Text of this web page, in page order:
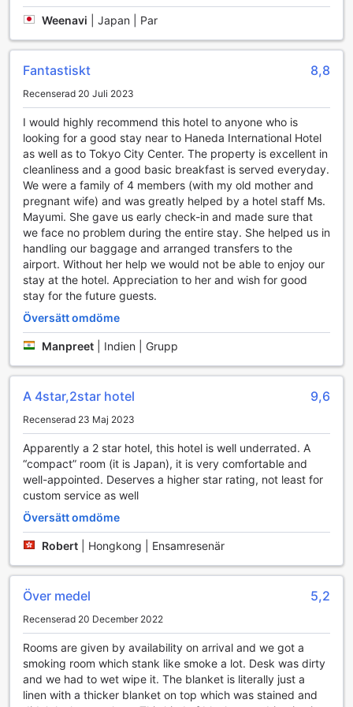
parkeringsplats i staden.
För dem som föredrar att resa utan bil, erbjuder hotellet
också en pålitlig taxitjänst som snabbt och enkelt kan ta
Oavsett om du planerar en dag av sightseeing, en
affärsresa eller en romantisk middag, kommer taxi-tjänsten
att ge dig den flexibilitet och bekvämlighet du behöver för
att göra din vistelse så smidig som möjligt. Med dessa
transportfaciliteter är Kawasaki Central Hotel det perfekta
valet för både affärsresenärer och turister.
Rumfaciliteter på Kawasaki Central Hotel
Kawasaki Central Hotel erbjuder en bekväm och
avkopplande atmosfär med moderna rum som är utrustade
med en rad faciliteter för att säkerställa en behaglig
vistelse. Varje rum har luftkonditionering som gör det
möjligt för gästerna att justera temperaturen efter eget
behag, vilket är särskilt uppskattat under de varma
sommarmånaderna. För att hålla sig underhållen finns en
platt-TV med satellit- och kabelkanaler, perfekt för att
koppla av efter en lång dag av sightseeing i Yokohama.
rummen även en kaffebryggare och vattenkokare, så att
du kan njuta av en varm kopp kaffe eller te när som helst
på dygnet. Det finns också ett kylskåp i varje rum, vilket
gör det enkelt att förvara snacks och drycker. Gästerna
kan räkna med högkvalitativa toalettartiklar, fräscha
sängkläder och mjuka handdukar som bidrar till en lyxig
känsla. Allt detta gör Kawasaki Central Hotel till ett utmärkt
val för både affärsresenärer och turister som söker komfort
och bekvämlighet.
Matupplevelser på Kawasaki Central Hotel
Kawasaki Central Hotel erbjuder en mångsidig och
tillfredsställande matupplevelse för sina gäster. För dem
som föredrar att njuta av en måltid i sitt rum, finns det en
rätter direkt till dörren. Oavsett om det är en snabb frukost
eller en sen kvällsmiddag, är hotellets rumsservice alltid
redo att tillfredsställa dina kulinariska behov.
För dem som älskar att laga mat själva, erbjuder hotellet en
delad köksfacilitet där gäster kan förbereda sina egna
Weenavi Japan | Par
Fantastiskt 8,8
Recenserad 20 Juli 2023
I would highly recommend this hotel to anyone who is
looking for a good stay near to Haneda International Hotel
as well as to Tokyo City Center. The property is excellent in
cleanliness and a good basic breakfast is served everyday.
We were a family of 4 members (with my old mother and
pregnant wife) and was greatly helped by a hotel staff Ms.
Mayumi. She gave us early check-in and made sure that
we face no problem during the entire stay. She helped us in
handling our baggage and arranged transfers to the
airport. Without her help we would not be able to enjoy our
stay at the hotel. Appreciation to her and wish for good
stay for the future guests.
Översätt omdöme
Manpreet Indien | Grupp
A 4star,2star hotel 9,6
Recenserad 23 Maj 2023
Apparently a 2 star hotel, this hotel is well underrated. A
“compact” room (it is Japan), it is very comfortable and
well-appointed. Deserves a higher star rating, not least for
custom service as well
Översätt omdöme
Robert Hongkong | Ensamresenär
Över medel 5,2
Recenserad 20 December 2022
Rooms are given by availability on arrival and we got a
smoking room which stank like smoke a lot. Desk was dirty
and we had to wet wipe it. The blanket is literally just a
linen with a thicker blanket on top which was stained and